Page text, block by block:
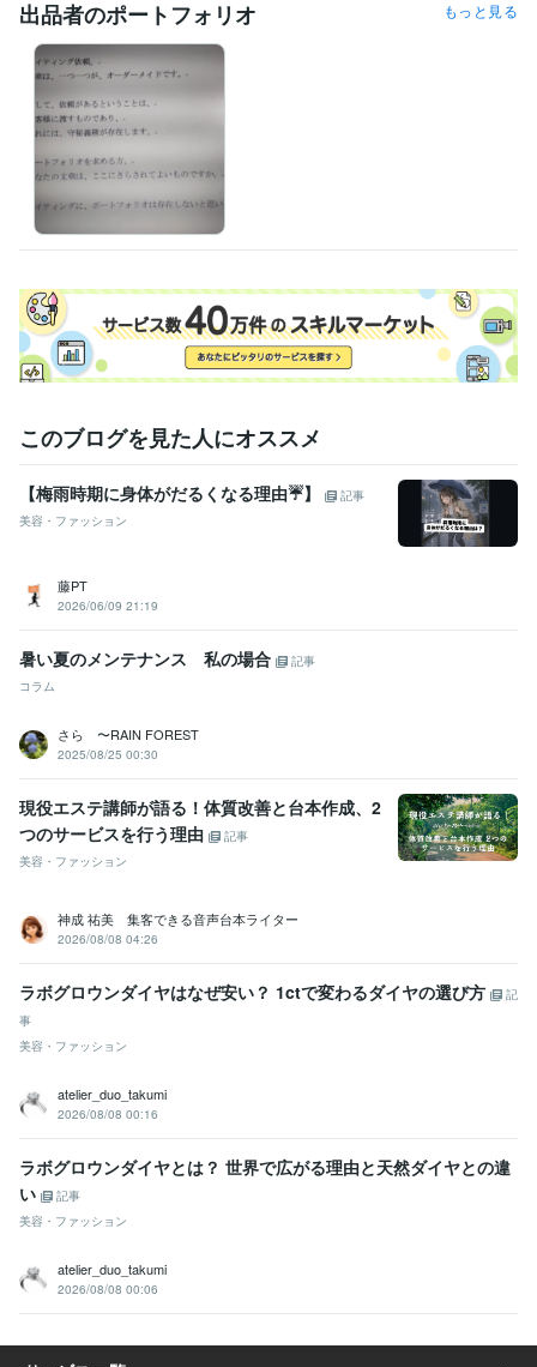
資格・検定
理容師 取得年 : 1985年
ライティング・翻訳
どのスピーチ 抗議文
ライティング、コピー
出品者のポートフォリオ もっと見る
このブログを見た人にオススメ
【梅雨時期に身体がだるくなる理由☔️】
記事
美容・ファッション
藤PT
2026/06/09 21:19
暑い夏のメンテナンス 私の場合
記事
コラム
さら 〜RAIN FOREST
2025/08/25 00:30
現役エステ講師が語る！体質改善と台本作成、2
つのサービスを行う理由
記事
美容・ファッション
神成 祐美 集客できる音声台本ライター
2026/08/08 04:26
ラボグロウンダイヤはなぜ安い？ 1ctで変わるダイヤの選び方
記
事
美容・ファッション
atelier_duo_takumi
2026/08/08 00:16
ラボグロウンダイヤとは？ 世界で広がる理由と天然ダイヤとの違
い
記事
美容・ファッション
atelier_duo_takumi
2026/08/08 00:06